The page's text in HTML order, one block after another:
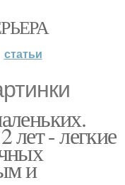
статьи
лет - легкие
и